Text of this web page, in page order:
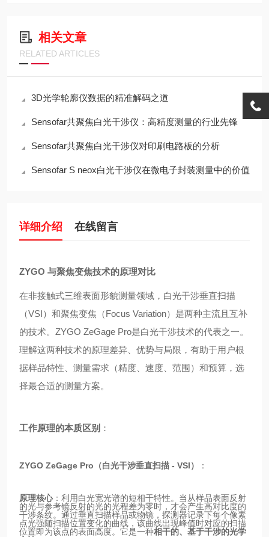
相关文章
RELATED ARTICLES
3D光学轮廓仪数据的精准解码之道
Sensofar共聚焦白光干涉仪：高精度测量的行业先锋
Sensofar共聚焦白光干涉仪对印刷电路板的分析
Sensofar S neox白光干涉仪在微电子封装测量中的价值
详细介绍 在线留言
ZYGO 与聚焦变焦技术的原理对比
在非接触式三维表面形貌测量领域，白光干涉垂直扫描
（VSI）和聚焦变焦（Focus Variation）是两种主流且互补
的技术。ZYGO ZeGage Pro是白光干涉技术的代表之一。
理解这两种技术的原理差异、优势与局限，有助于用户根
据样品特性、测量需求（精度、速度、范围）和预算，选
择最合适的测量方案。
工作原理的本质区别 ：
ZYGO ZeGage Pro（白光干涉垂直扫描 - VSI） ：
原理核心：利用白光宽光谱的短相干特性。当从样品表面反射
的光与参考镜反射的光的光程差为零时，才会产生高对比度的
干涉条纹。通过垂直扫描样品或物镜，探测器记录下每个像素
点光强随扫描位置变化的曲线，该曲线出现峰值时对应的扫描
位置即为该点的表面高度。它是一种相干的、基于干涉的光学